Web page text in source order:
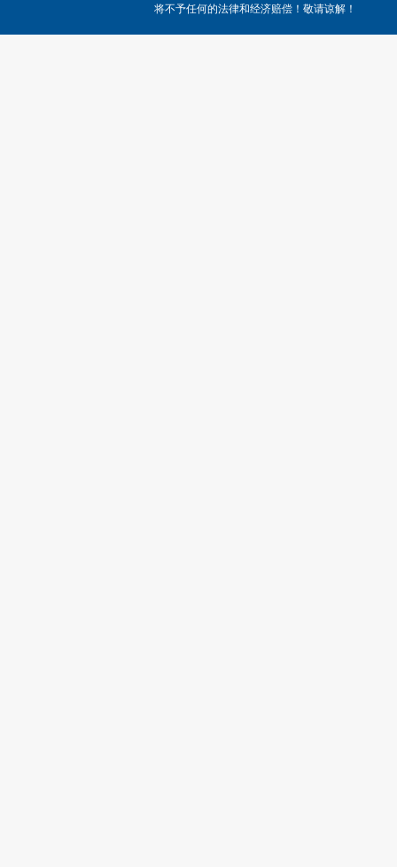
将不予任何的法律和经济赔偿！敬请谅解！